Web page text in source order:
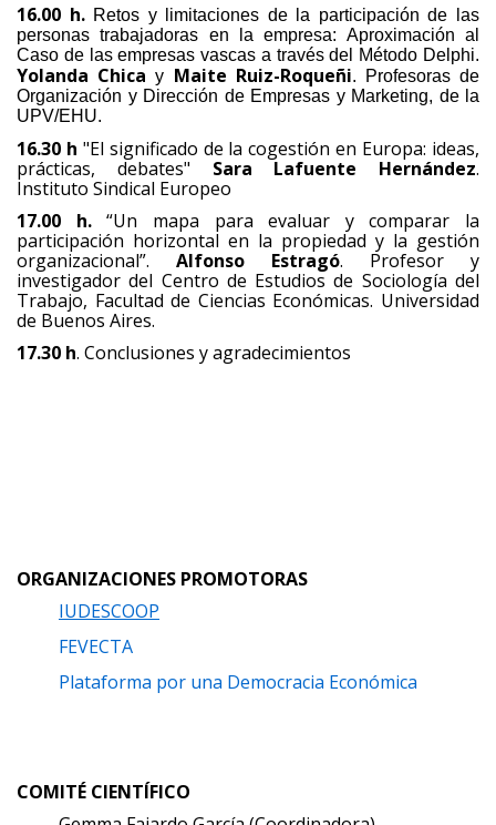
16.00 h. Retos y limitaciones de la participación de las
personas trabajadoras en la empresa: Aproximación al
Caso de las empresas vascas a través del Método Delphi.
Yolanda Chica y Maite Ruiz-Roqueñi. Profesoras de
Organización y Dirección de Empresas y Marketing, de la
UPV/EHU.
16.30 h "El significado de la cogestión en Europa: ideas,
prácticas, debates" Sara Lafuente Hernández.
Instituto Sindical Europeo
17.00 h.“Un mapa para evaluar y comparar la
participación horizontal en la propiedad y la gestión
organizacional”. Alfonso Estragó. Profesor y
investigador del Centro de Estudios de Sociología del
Trabajo, Facultad de Ciencias Económicas. Universidad
de Buenos Aires.
17.30 h. Conclusiones y agradecimientos
ORGANIZACIONES PROMOTORAS
IUDESCOOP
FEVECTA
Plataforma por una Democracia Económica
COMITÉ CIENTÍFICO